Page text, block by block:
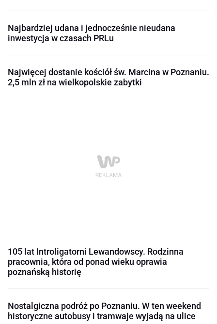
Najbardziej udana i jednocześnie nieudana
inwestycja w czasach PRLu
Najwięcej dostanie kościół św. Marcina w Poznaniu.
2,5 mln zł na wielkopolskie zabytki
105 lat Introligatorni Lewandowscy. Rodzinna
pracownia, która od ponad wieku oprawia
poznańską historię
Nostalgiczna podróż po Poznaniu. W ten weekend
historyczne autobusy i tramwaje wyjadą na ulice